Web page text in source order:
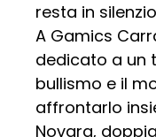
resta in
A Gamics
dedicato a un
bullismo e il
affrontarlo
Novara,